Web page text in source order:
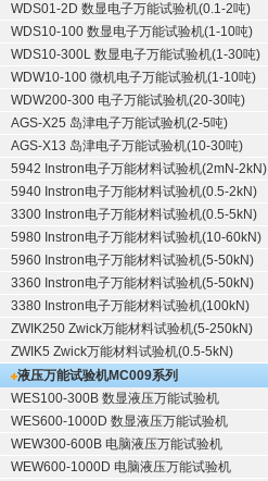
WDS01-2D 数显电子万能试验机(0.1-2吨)
WDS10-100 数显电子万能试验机(1-10吨)
WDS10-300L 数显电子万能试验机(1-30吨)
WDW10-100 微机电子万能试验机(1-10吨)
WDW200-300 电子万能试验机(20-30吨)
AGS-X25 岛津电子万能试验机(2-5吨)
AGS-X13 岛津电子万能试验机(10-30吨)
5942 Instron电子万能材料试验机(2mN-2kN)
5940 Instron电子万能材料试验机(0.5-2kN)
3300 Instron电子万能材料试验机(0.5-5kN)
5980 Instron电子万能材料试验机(10-60kN)
5960 Instron电子万能材料试验机(5-50kN)
3360 Instron电子万能材料试验机(5-50kN)
3380 Instron电子万能材料试验机(100kN)
ZWIK250 Zwick万能材料试验机(5-250kN)
ZWIK5 Zwick万能材料试验机(0.5-5kN)
液压万能试验机MC009系列
WES100-300B 数显液压万能试验机
WES600-1000D 数显液压万能试验机
WEW300-600B 电脑液压万能试验机
WEW600-1000D 电脑液压万能试验机